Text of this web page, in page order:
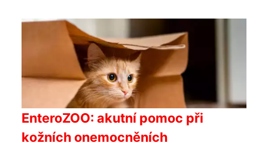
EnteroZOO: akutní pomoc při
kožních onemocněních